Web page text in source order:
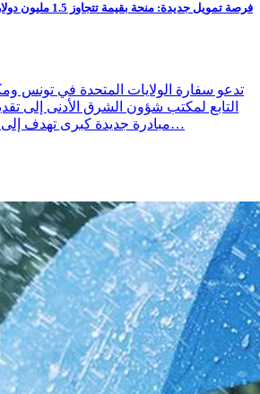
فرصة تمويل جديدة:
تدعو سفارة الولايات المتحدة في تونس
التابع لمكتب شؤون الشرق الأدنى إلى
مبادرة جديدة كبرى تهدف إلى دعم الاستثمار الشفاف…